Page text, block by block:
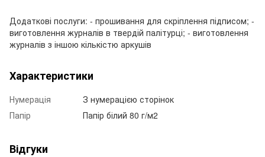
Додаткові послуги: - прошивання для скріплення підписом; -
виготовлення журналів в твердій палітурці; - виготовлення
журналів з іншою кількістю аркушів
Характеристики
Нумерація
З нумерацією сторінок
Папір
Папір білий 80 г/м2
Відгуки